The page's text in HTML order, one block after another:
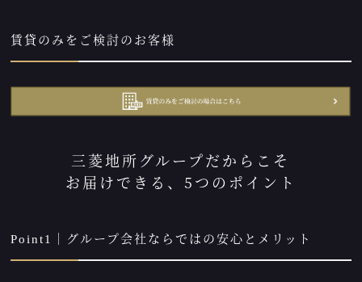
賃貸のみをご検討のお客様
三菱地所グループだからこそ
お届けできる、5つのポイント
Point1｜グループ会社ならではの安心とメリット